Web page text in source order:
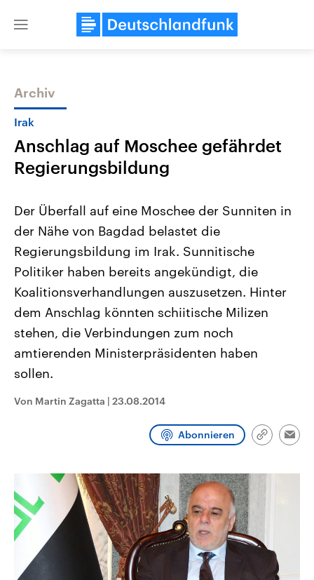
Close
Themen
Landtagswahl Sachsen-Anhalt
2026
Alle Informationen
Sachsen-Anhalt wählt am 6.
September 2026 einen neuen
Landtag. Seit 2021 wird das
Bundesland von einer Koalition aus
CDU, SPD und FDP regiert.-
Umfragen, Prognosen,
Wahlprogramme, aktuelle Berichte
und Hintergründe zu den Parteien
und Kandidaten der anstehenden
Wahl.
USA
Aktuelle Beiträge,
Hintergründe
Wirtschaftlich und
gehören die Vereinigten
den mächtigsten Ländern
mit großem Einfluss auf
Sendungen Programm Podcasts
Archiv
Irak
Anschlag auf Moschee gefährdet
Regierungsbildung
Der Überfall auf eine Moschee der Sunniten in
der Nähe von Bagdad belastet die
Regierungsbildung im Irak. Sunnitische
Politiker haben bereits angekündigt, die
Koalitionsverhandlungen auszusetzen. Hinter
dem Anschlag könnten schiitische Milizen
stehen, die Verbindungen zum noch
amtierenden Ministerpräsidenten haben
sollen.
Von Martin Zagatta | 23.08.2014
Abonnieren
Link